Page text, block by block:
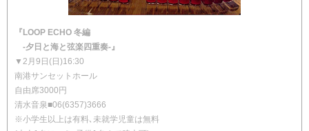
『LOOP ECHO 冬編
-夕日と海と弦楽四重奏-』
▼2月9日(日)16:30
南港サンセットホール
自由席3000円
清水音泉■06(6357)3666
※小学生以上は有料､未就学児童は無料